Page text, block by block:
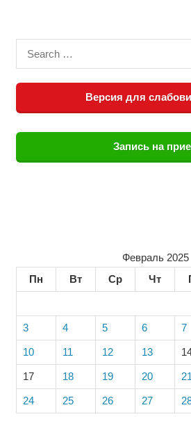
Версия для
Запись на
Февраль 2025
Пн
Вт Ср Чт
3 4 5 6 7
10 11 12 13
17 18 19 20 21
24 25 26 27